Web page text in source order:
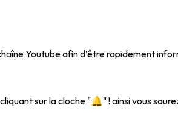
Youtube afin d’être rapidement
sur la cloche "🔔" ! ainsi vous